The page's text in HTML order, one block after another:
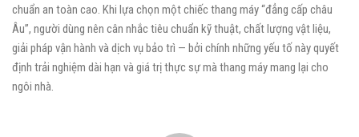
chuẩn an toàn cao. Khi lựa chọn một chiếc thang máy “đẳng cấp châu
Âu”, người dùng nên cân nhắc tiêu chuẩn kỹ thuật, chất lượng vật liệu,
giải pháp vận hành và dịch vụ bảo trì — bởi chính những yếu tố này quyết
định trải nghiệm dài hạn và giá trị thực sự mà thang máy mang lại cho
ngôi nhà.